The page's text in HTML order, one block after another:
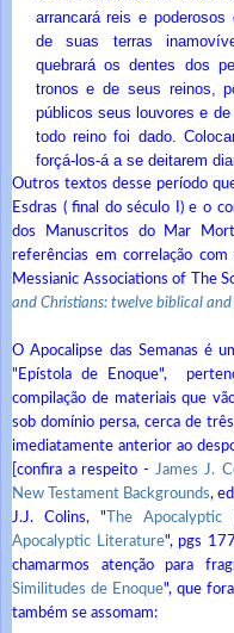
arrancará reis e
de suas terras
quebrará os dentes dos
tronos e de seus reinos,
públicos seus louvores e
todo reino foi dado.
forçá-los-á a se deitarem
Outros textos desse período
Esdras ( final do século I) e o
dos Manuscritos do Mar
referências em correlação
Messianic Associations of The
and Christians: twelve biblical
O Apocalipse das Semanas é
"Epístola de Enoque",
compilação de materiais que
sob domínio persa, cerca de
imediatamente anterior ao
[confira a respeito -James J.
New Testament Backgrounds,
J.J. Colins, " The
Apocalyptic Literature", pgs
chamarmos atenção para
Similitudes de Enoque", que
também se assomam: